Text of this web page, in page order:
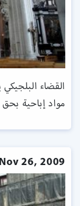
القضاء
مواد إباحية
Nov 26, 2009